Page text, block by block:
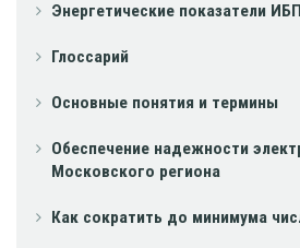
Энергетические показатели
Глоссарий
Основные понятия и термины
Обеспечение надежности
Московского региона
Как сократить до минимума